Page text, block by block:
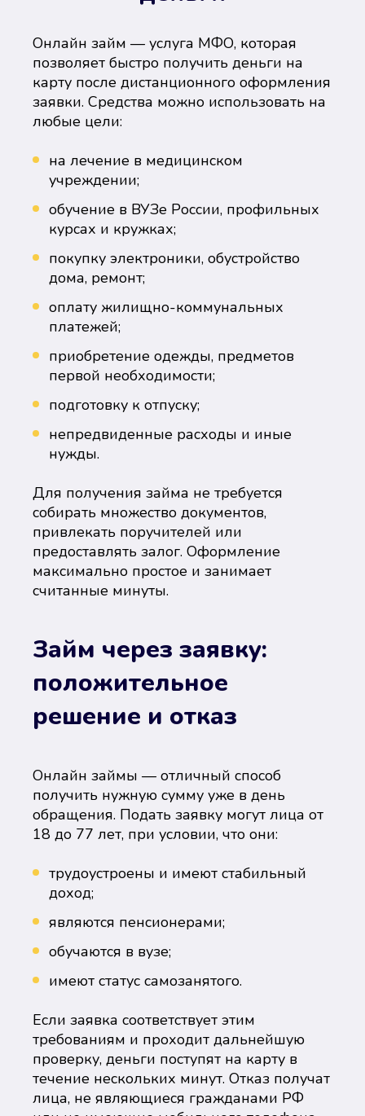
Онлайн займ — услуга МФО, которая
позволяет быстро получить деньги на
карту после дистанционного оформления
заявки. Средства можно использовать на
любые цели:
на лечение в медицинском
учреждении;
обучение в ВУЗе России, профильных
курсах и кружках;
покупку электроники, обустройство
дома, ремонт;
оплату жилищно-коммунальных
платежей;
приобретение одежды, предметов
первой необходимости;
подготовку к отпуску;
непредвиденные расходы и иные
нужды.
Для получения займа не требуется
собирать множество документов,
привлекать поручителей или
предоставлять залог. Оформление
максимально простое и занимает
считанные минуты.
Займ через заявку:
положительное
решение и отказ
Онлайн займы — отличный способ
получить нужную сумму уже в день
обращения. Подать заявку могут лица от
18 до 77 лет, при условии, что они:
трудоустроены и имеют стабильный
доход;
являются пенсионерами;
обучаются в вузе;
имеют статус самозанятого.
Если заявка соответствует этим
требованиям и проходит дальнейшую
проверку, деньги поступят на карту в
течение нескольких минут. Отказ получат
лица, не являющиеся гражданами РФ